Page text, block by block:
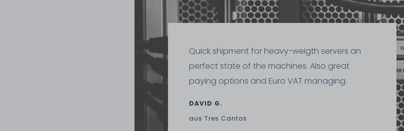
Quick shipment for heavy-weigth servers an
perfect state of the machines. Also great
paying options and Euro VAT managing.
DAVID G.
aus Tres Cantos